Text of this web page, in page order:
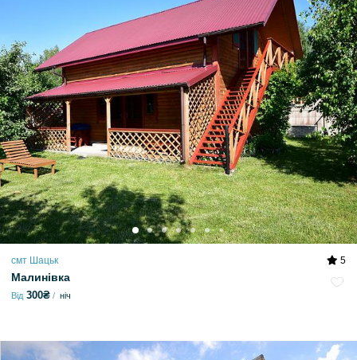
смт Шацьк 5
Малинівка
Від 300₴ ніч